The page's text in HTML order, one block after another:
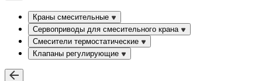
Краны смесительные
Сервоприводы для смесительного крана
Смесители термостатические
Клапаны регулирующие